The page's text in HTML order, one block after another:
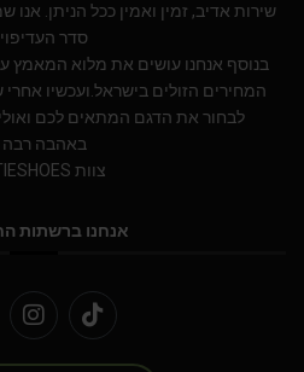
שירות אדיב, זמין ואמין ככל הניתן.
סדר
בנוסף אנחנו עושים את מלוא המאמץ
המחירים הזולים בישראל.ועכשיו
לבחור את הדגם המתאים לכם
באהבה רבה
צוות BESTIESHOES
אנחנו ברשתות